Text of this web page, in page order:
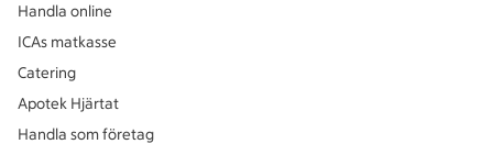
Handla online
ICAs matkasse
Catering
Apotek Hjärtat
Handla som företag